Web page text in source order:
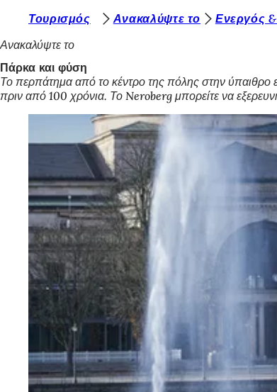
Μετάβαση στο περιεχόμενο
ρ
ί
σ
Τουρισμός Ανακαλύψτε το Ενεργός
Ανακαλύψτε το
Πάρκα και φύση
Το περπάτημα από το κέντρο της πόλης στην ύπαιθρο
πριν από 100 χρόνια. Το Neroberg μπορείτε να